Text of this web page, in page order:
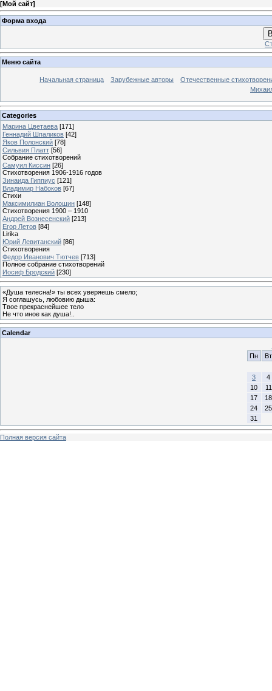
[Мой сайт]
Форма входа
Меню сайта
Начальная страница Зарубежные авторы
Отечественные
Categories
Марина Цветаева [171]
Геннадий Шпаликов [42]
Яков Полонский [78]
Сильвия Платт [56]
Собрание стихотворений
Самуил Киссин [26]
Стихотворения 1906-1916 годов
Зинаида Гиппиус [121]
Владимир Набоков [67]
Стихи
Максимилиан Волошин [148]
Стихотворения 1900 – 1910
Андрей Вознесенский [213]
Егор Летов [84]
Lirika
Юрий Левитанский [86]
Стихотворения
Федор Иванович Тютчев [713]
Полное собрание стихотворений
Иосиф Бродский [230]
«Душа телесна!» ты всех уверяешь смело;
Я соглашусь, любовию дыша:
Твое прекраснейшее тело
Не что иное как душа!..
Calendar
Пн
Вт
3
4
10
11
17
18
24
25
31
Полная версия сайта